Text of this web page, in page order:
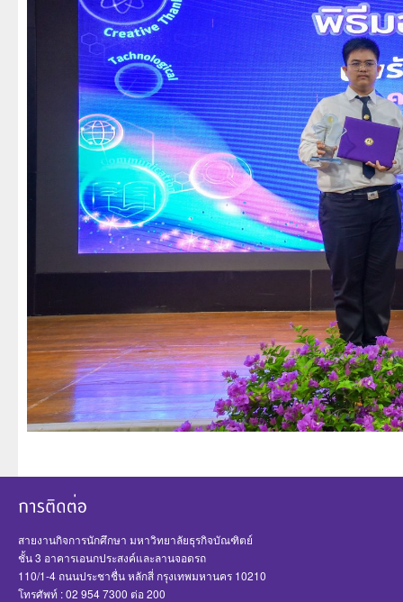
สายงานกิจการนักศึกษา มหาวิทยาลัยธุรกิจบัณฑิตย์
ชั้น 3 อาคารเอนกประสงค์และลานจอดรถ
110/1-4 ถนนประชาชื่น หลักสี่ กรุงเทพมหานคร 10210
โทรศัพท์ : 02 954 7300 ต่อ 200